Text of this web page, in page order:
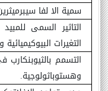
سمية الا لفا
التاثير السمى
التغيرات
التسمم
وهستوباثولوجية.